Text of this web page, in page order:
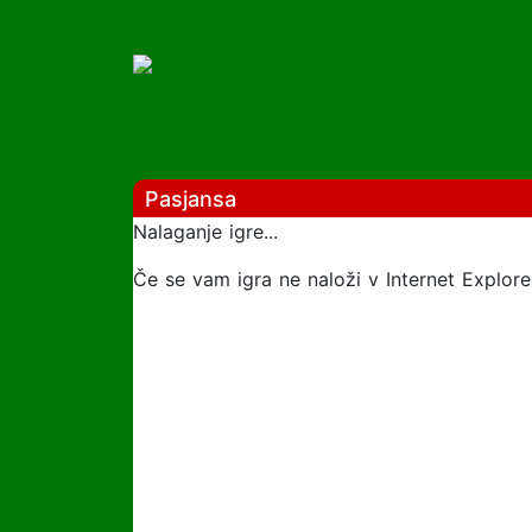
Pasjansa
Nalaganje igre...
Če se vam igra ne naloži v Internet